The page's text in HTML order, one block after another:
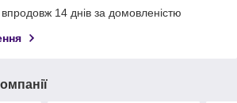
14 днів за домовленістю